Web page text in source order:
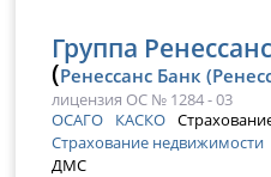
Группа
(Ренессанс Банк
лицензия ОС № 1284 - 03
ОСАГО
КАСКО
Страхование недвижимости
ДМС